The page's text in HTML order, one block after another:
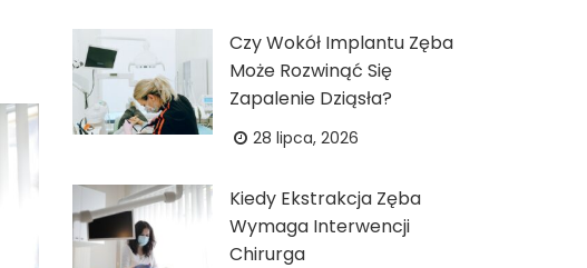
Czy Wokół Implantu Zęba
Może Rozwinąć Się
Zapalenie Dziąsła?
28 lipca, 2026
Kiedy Ekstrakcja Zęba
Wymaga Interwencji
Chirurga